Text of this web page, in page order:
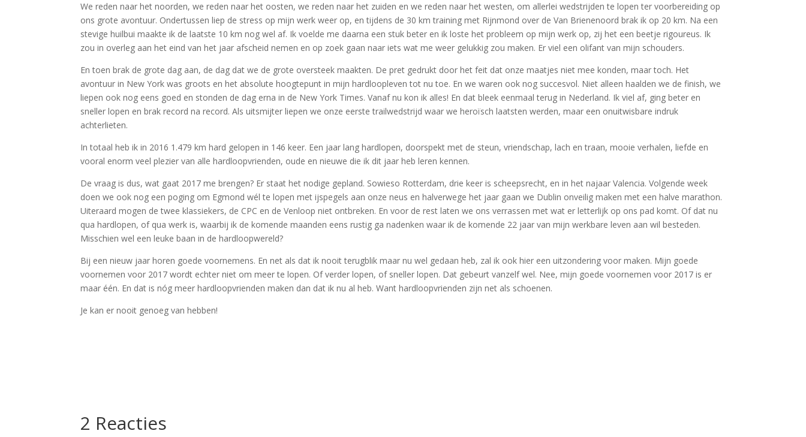
We reden naar het noorden, we reden naar het oosten, we reden naar het zuiden en we reden naar het westen, om allerlei wedstrijden te lopen ter voorbereiding op
ons grote avontuur. Ondertussen liep de stress op mijn werk weer op, en tijdens de 30 km training met Rijnmond over de Van Brienenoord brak ik op 20 km. Na een
stevige huilbui maakte ik de laatste 10 km nog wel af. Ik voelde me daarna een stuk beter en ik loste het probleem op mijn werk op, zij het een beetje rigoureus. Ik
zou in overleg aan het eind van het jaar afscheid nemen en op zoek gaan naar iets wat me weer gelukkig zou maken. Er viel een olifant van mijn schouders.
En toen brak de grote dag aan, de dag dat we de grote oversteek maakten. De pret gedrukt door het feit dat onze maatjes niet mee konden, maar toch. Het
avontuur in New York was groots en het absolute hoogtepunt in mijn hardloopleven tot nu toe. En we waren ook nog succesvol. Niet alleen haalden we de finish, we
liepen ook nog eens goed en stonden de dag erna in de New York Times. Vanaf nu kon ik alles! En dat bleek eenmaal terug in Nederland. Ik viel af, ging beter en
sneller lopen en brak record na record. Als uitsmijter liepen we onze eerste trailwedstrijd waar we heroïsch laatsten werden, maar een onuitwisbare indruk
achterlieten.
In totaal heb ik in 2016 1.479 km hard gelopen in 146 keer. Een jaar lang hardlopen, doorspekt met de steun, vriendschap, lach en traan, mooie verhalen, liefde en
vooral enorm veel plezier van alle hardloopvrienden, oude en nieuwe die ik dit jaar heb leren kennen.
De vraag is dus, wat gaat 2017 me brengen? Er staat het nodige gepland. Sowieso Rotterdam, drie keer is scheepsrecht, en in het najaar Valencia. Volgende week
doen we ook nog een poging om Egmond wél te lopen met ijspegels aan onze neus en halverwege het jaar gaan we Dublin onveilig maken met een halve marathon.
Uiteraard mogen de twee klassiekers, de CPC en de Venloop niet ontbreken. En voor de rest laten we ons verrassen met wat er letterlijk op ons pad komt. Of dat nu
qua hardlopen, of qua werk is, waarbij ik de komende maanden eens rustig ga nadenken waar ik de komende 22 jaar van mijn werkbare leven aan wil besteden.
Misschien wel een leuke baan in de hardloopwereld?
Bij een nieuw jaar horen goede voornemens. En net als dat ik nooit terugblik maar nu wel gedaan heb, zal ik ook hier een uitzondering voor maken. Mijn goede
voornemen voor 2017 wordt echter niet om meer te lopen. Of verder lopen, of sneller lopen. Dat gebeurt vanzelf wel. Nee, mijn goede voornemen voor 2017 is er
maar één. En dat is nóg meer hardloopvrienden maken dan dat ik nu al heb. Want hardloopvrienden zijn net als schoenen.
Je kan er nooit genoeg van hebben!
2 Reacties